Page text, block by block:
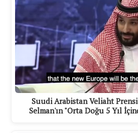
Suudi Arabistan Veliaht
Selman'ın "Orta Doğu 5 Yıl